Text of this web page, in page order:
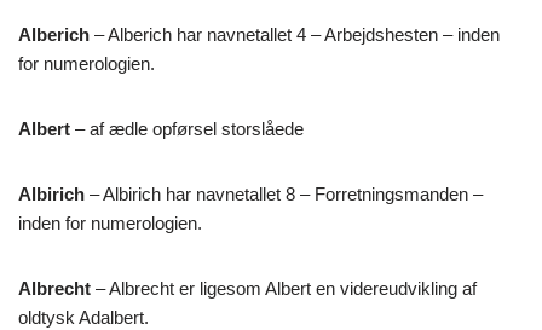
Alberich – Alberich har navnetallet 4 – Arbejdshesten – inden
for numerologien.
Albert – af ædle opførsel storslåede
Albirich – Albirich har navnetallet 8 – Forretningsmanden –
inden for numerologien.
Albrecht – Albrecht er ligesom Albert en videreudvikling af
oldtysk Adalbert.